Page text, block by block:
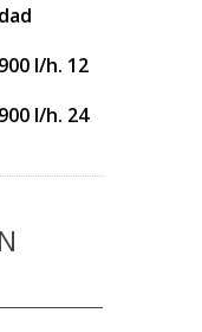
l/h. 12
l/h. 24